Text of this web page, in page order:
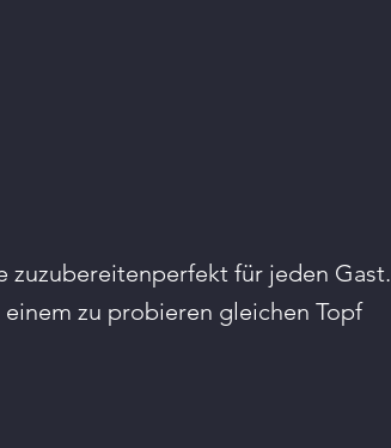
zuzubereitenperfekt für jeden Gast.
zu probieren gleichen Topf